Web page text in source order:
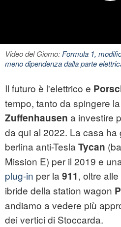
Video del Giorno:Formula 1,
meno dipendenza dalla parte
Il futuro è l'elettrico e
tempo, tanto da spingere
Zuffenhausen a investire
da qui al 2022. La casa ha
berlina anti-Tesla Tycan
Mission E) per il 2019 e
plug-in per la 911, oltre
ibride della station wagon
andiamo a vedere più
dei vertici di Stoccarda.